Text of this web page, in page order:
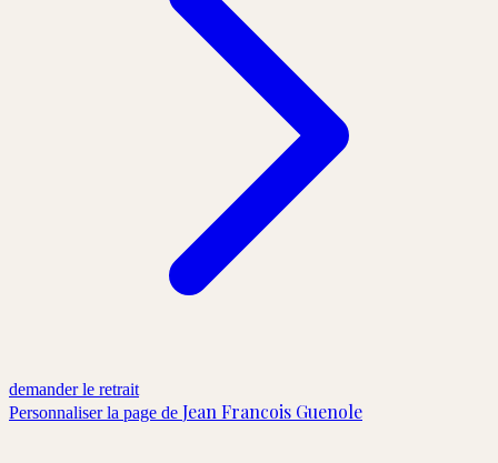
demander le retrait
Personnaliser la page de Jean Francois Guenole